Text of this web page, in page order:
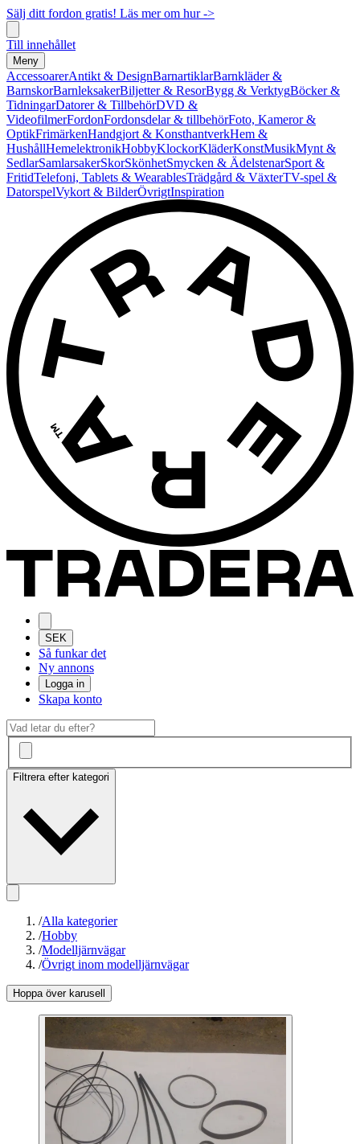
Sälj ditt fordon gratis! Läs mer om hur ->
Till innehållet
Meny
AccessoarerAntikt & DesignBarnartiklarBarnkläder &
BarnskorBarnleksakerBiljetter & ResorBygg & VerktygBöcker &
TidningarDatorer & TillbehörDVD &
VideofilmerFordonFordonsdelar & tillbehörFoto, Kameror &
OptikFrimärkenHandgjort & KonsthantverkHem &
HushållHemelektronikHobbyKlockorKläderKonstMusikMynt &
SedlarSamlarsakerSkorSkönhetSmycken & ÄdelstenarSport &
FritidTelefoni, Tablets & WearablesTrädgård & VäxterTV-spel &
DatorspelVykort & BilderÖvrigtInspiration
SEK
Så funkar det
Ny annons
Logga in
Skapa konto
Filtrera efter kategori
/Alla kategorier
/Hobby
/Modelljärnvägar
/Övrigt inom modelljärnvägar
Hoppa över karusell